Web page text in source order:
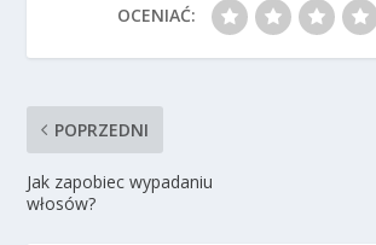
OCENIAĆ:
POPRZEDNI
Jak zapobiec wypadaniu
włosów?